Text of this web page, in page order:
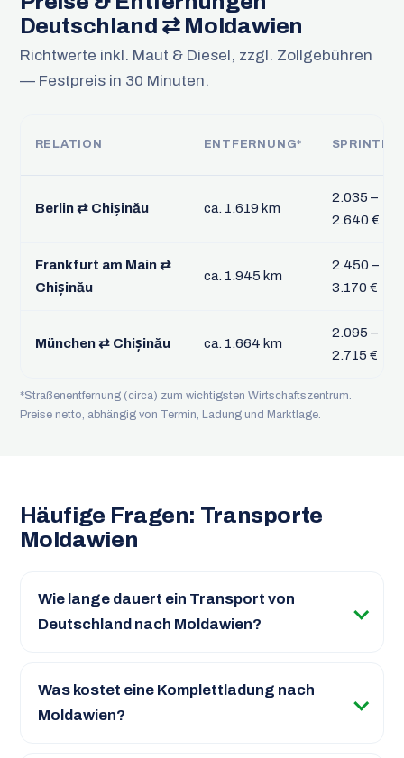
Deutschland ⇄ Moldawien
Richtwerte inkl. Maut & Diesel, zzgl. Zollgebühren
— Festpreis in 30 Minuten.
RELATION ENTFERNUNG* SPRINTER
Berlin ⇄ Chișinău ca. 1.619 km
2.035 –
2.640 €
Frankfurt am Main ⇄
Chișinău
ca. 1.945 km
2.450 –
3.170 €
München ⇄ Chișinău ca. 1.664 km
2.095 –
2.715 €
*Straßenentfernung (circa) zum wichtigsten Wirtschaftszentrum.
Preise netto, abhängig von Termin, Ladung und Marktlage.
Häufige Fragen: Transporte
Moldawien
Wie lange dauert ein Transport von
Deutschland nach Moldawien?
Was kostet eine Komplettladung nach
Moldawien?